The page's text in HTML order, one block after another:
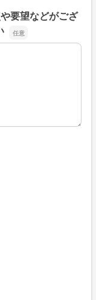
要望などがござ
要望などがござい